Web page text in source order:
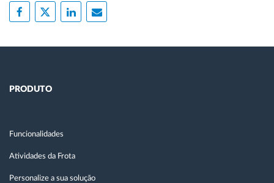
PRODUTO
Funcionalidades
Atividades da Frota
Personalize a sua solução